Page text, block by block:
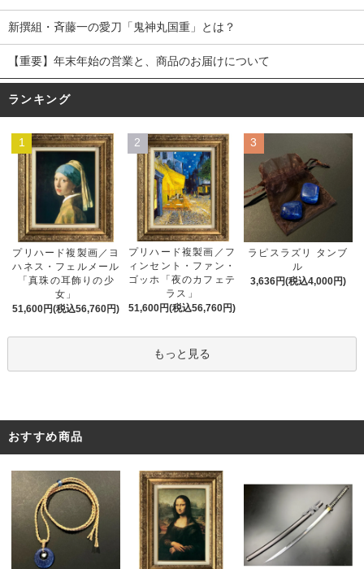
新撰組・斉藤一の愛刀「鬼神丸国重」とは？
【重要】年末年始の営業と、商品のお届けについて
ランキング
1
プリハード複製画／ヨ
ハネス・フェルメール
「真珠の耳飾りの少
女」
51,600円(税込56,760円)
2
プリハード複製画／フ
ィンセント・ファン・
ゴッホ「夜のカフェテ
ラス」
51,600円(税込56,760円)
3
ラピスラズリ タンブ
ル
3,636円(税込4,000円)
もっと見る
おすすめ商品